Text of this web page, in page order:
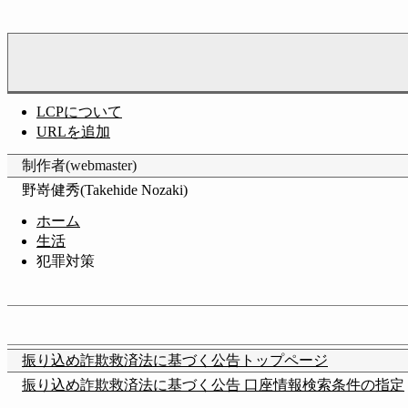
LCPについて
URLを追加
制作者(webmaster)
野嵜健秀(Takehide Nozaki)
ホーム
生活
犯罪対策
振り込め詐欺救済法に基づく公告トップページ
振り込め詐欺救済法に基づく公告 口座情報検索条件の指定